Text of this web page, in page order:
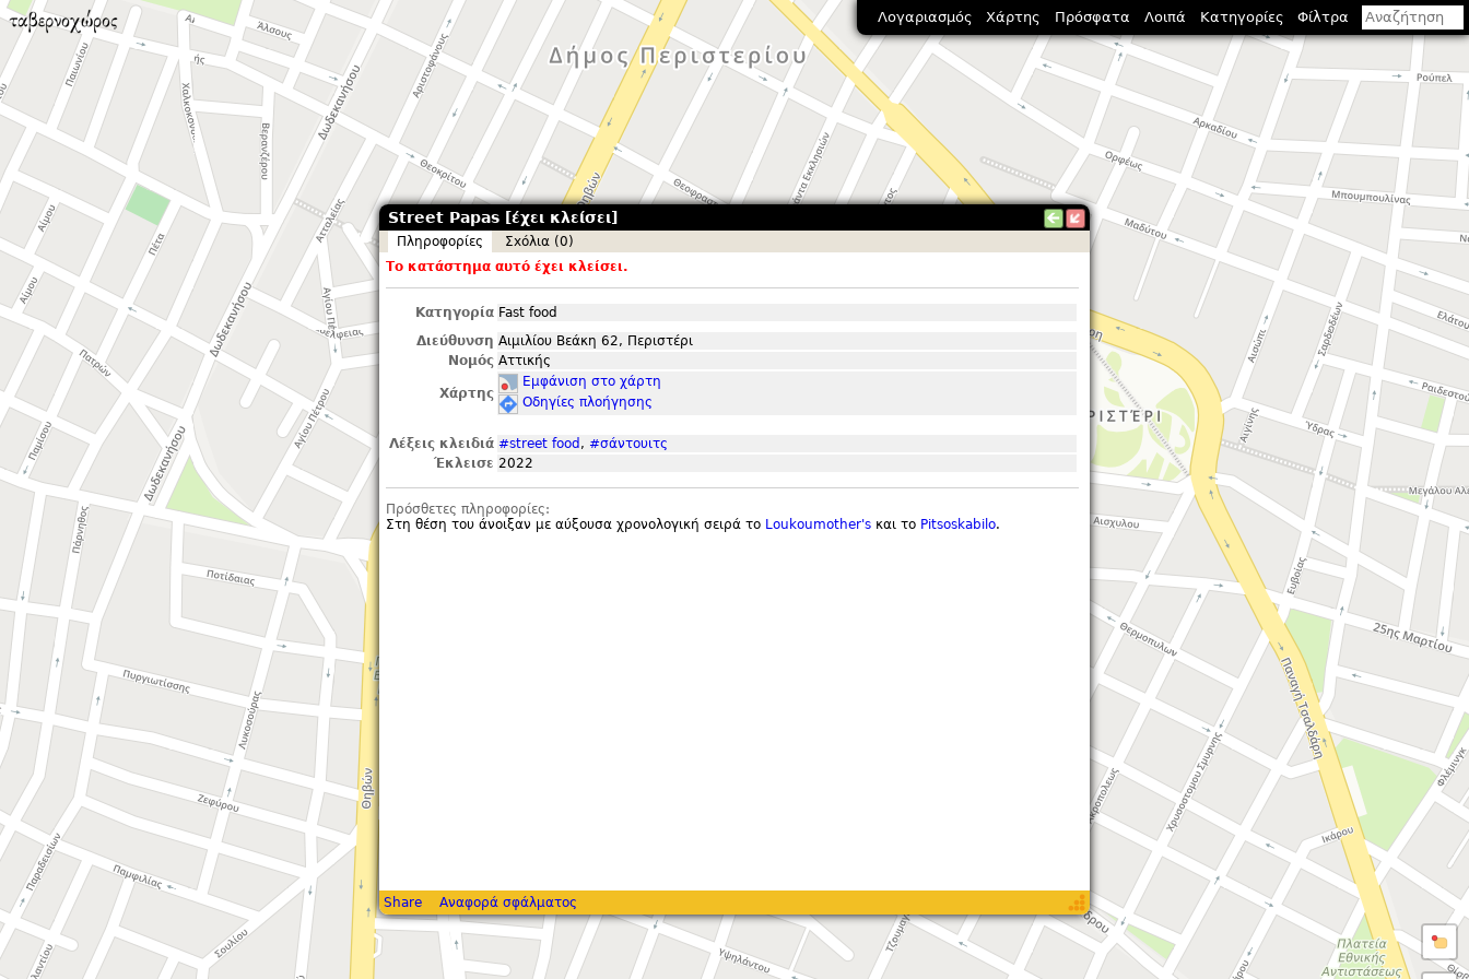
Street Papas [έχει κλείσει]
Πληροφορίες
Σxόλια (0)
Το κατάστημα αυτό έχει κλείσει.
Κατηγορία Fast food
Διεύθυνση Αιμιλίου Βεάκη 62, Περιστέρι
Νομός Αττικής
Χάρτης
Εμφάνιση στο χάρτη
Οδηγίες πλοήγησης
Λέξεις κλειδιά #street food , #σάντουιτς
Έκλεισε 2022
Πρόσθετες πληροφορίες:
Στη θέση του άνοιξαν με αύξουσα χρονολογική σειρά το Loukoumother's και το Pitsoskabilo.
Share Αναφορά σφάλματος
Λογαριασμός Χάρτης Πρόσφατα Λοιπά Κατηγορίες Φίλτρα